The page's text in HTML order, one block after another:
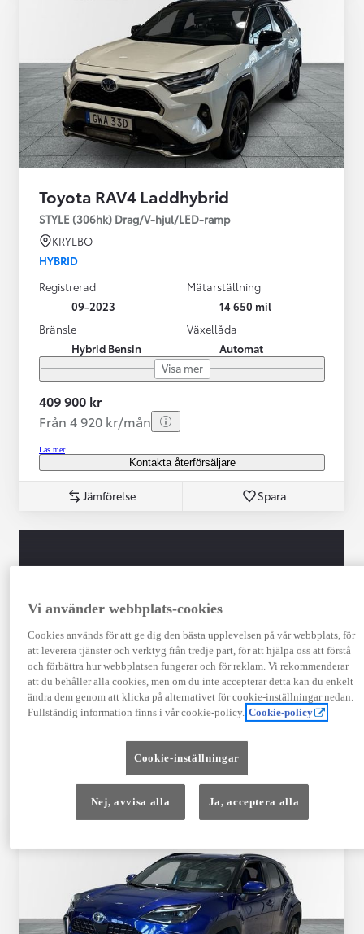
Toyota RAV4 Laddhybrid
STYLE (306hk) Drag/V-hjul/LED-ramp
KRYLBO
HYBRID
Registrerad
09-2023
Mätarställning
14 650 mil
Bränsle
Hybrid Bensin
Växellåda
Automat
Visa mer
409 900 kr
Från 4 920 kr/mån
Läs mer
Kontakta återförsäljare
Jämförelse Spara
TOYOTA APPROVED
USED
Garanti upp till 10 år eller 20 000 mil – i
kombination med Toyota Relax
12 månaders vägassistans
Vi använder webbplats-cookies
Cookies används för att ge dig den bästa upplevelsen på vår webbplats, för
att leverera tjänster och verktyg från tredje part, för att hjälpa oss att förstå
och förbättra hur webbplatsen fungerar och för reklam. Vi rekommenderar
att du behåller alla cookies, men om du inte accepterar detta kan du enkelt
ändra dem genom att klicka på alternativet för cookie-inställningar nedan.
Fullständig information finns i vår cookie-policy. Cookie-policy
Cookie-inställningar
Nej, avvisa alla Ja, acceptera alla